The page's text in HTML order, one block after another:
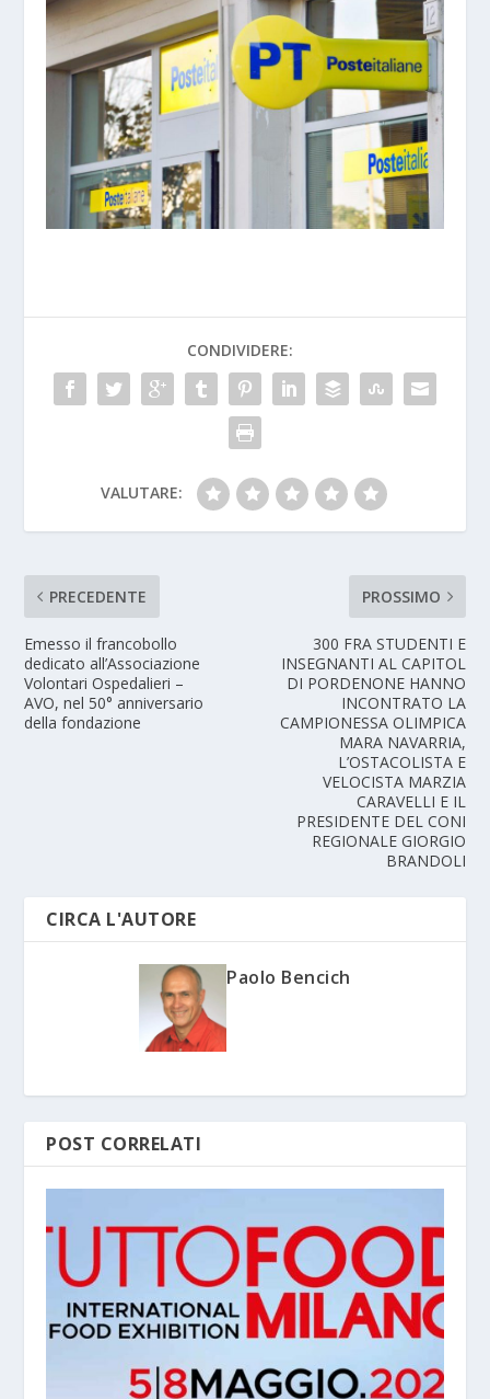
CONDIVIDERE:
VALUTARE:
PRECEDENTE
Emesso il francobollo
dedicato all’Associazione
Volontari Ospedalieri –
AVO, nel 50° anniversario
della fondazione
PROSSIMO
300 FRA STUDENTI E
INSEGNANTI AL CAPITOL
DI PORDENONE HANNO
INCONTRATO LA
CAMPIONESSA OLIMPICA
MARA NAVARRIA,
L’OSTACOLISTA E
VELOCISTA MARZIA
CARAVELLI E IL
PRESIDENTE DEL CONI
REGIONALE GIORGIO
BRANDOLI
CIRCA L'AUTORE
Paolo Bencich
POST CORRELATI